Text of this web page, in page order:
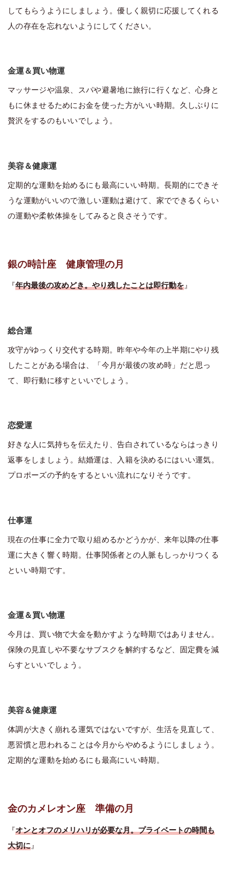
してもらうようにしましょう。優しく親切に応援してくれる
人の存在を忘れないようにしてください。
金運＆買い物運
マッサージや温泉、スパや避暑地に旅行に行くなど、心身と
もに休ませるためにお金を使った方がいい時期。久しぶりに
贅沢をするのもいいでしょう。
美容＆健康運
定期的な運動を始めるにも最高にいい時期。長期的にできそ
うな運動がいいので激しい運動は避けて、家でできるくらい
の運動や柔軟体操をしてみると良さそうです。
銀の時計座 健康管理の月
『年内最後の攻めどき。やり残したことは即行動を』
総合運
攻守がゆっくり交代する時期。昨年や今年の上半期にやり残
したことがある場合は、「今月が最後の攻め時」だと思っ
て、即行動に移すといいでしょう。
恋愛運
好きな人に気持ちを伝えたり、告白されているならはっきり
返事をしましょう。結婚運は、入籍を決めるにはいい運気。
プロポーズの予約をするといい流れになりそうです。
仕事運
現在の仕事に全力で取り組めるかどうかが、来年以降の仕事
運に大きく響く時期。仕事関係者との人脈もしっかりつくる
といい時期です。
金運＆買い物運
今月は、買い物で大金を動かすような時期ではありません。
保険の見直しや不要なサブスクを解約するなど、固定費を減
らすといいでしょう。
美容＆健康運
体調が大きく崩れる運気ではないですが、生活を見直して、
悪習慣と思われることは今月からやめるようにしましょう。
定期的な運動を始めるにも最高にいい時期。
金のカメレオン座 準備の月
『オンとオフのメリハリが必要な月。プライベートの時間も
大切に 』